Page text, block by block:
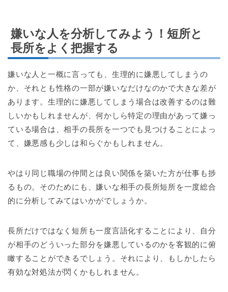
嫌いな人を分析してみよう！短所と
長所をよく把握する
嫌いな人と一概に言っても、生理的に嫌悪してしまうの
か、それとも性格の一部が嫌いなだけなのかで大きな差が
あります。生理的に嫌悪してしまう場合は改善するのは難
しいかもしれませんが、何かしら特定の理由があって嫌っ
ている場合は、相手の長所を一つでも見つけることによっ
て、嫌悪感も少しは和らぐかもしれません。
やはり同じ職場の仲間とは良い関係を築いた方が仕事も捗
るもの。そのためにも、嫌いな相手の長所短所を一度総合
的に分析してみてはいかがでしょうか。
長所だけではなく短所も一度言語化することにより、自分
が相手のどういった部分を嫌悪しているのかを客観的に俯
瞰することができるでしょう。それにより、もしかしたら
有効な対処法が閃くかもしれません。